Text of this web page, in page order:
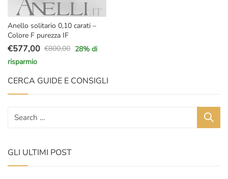
Anello solitario 0,10 carati –
Colore F purezza IF
€800,00
Il
prezzo
originale
era:
€577,00
Il
prezzo
attuale
è:
28% di
risparmio
CERCA GUIDE E CONSIGLI
GLI ULTIMI POST